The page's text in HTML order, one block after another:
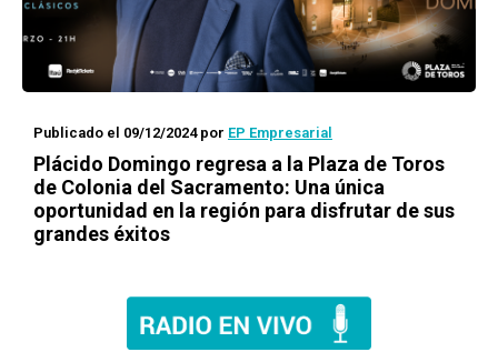
Publicado el 09/12/2024por EP Empresarial
Plácido Domingo regresa a la Plaza de Toros
de Colonia del Sacramento: Una única
oportunidad en la región para disfrutar de sus
grandes éxitos